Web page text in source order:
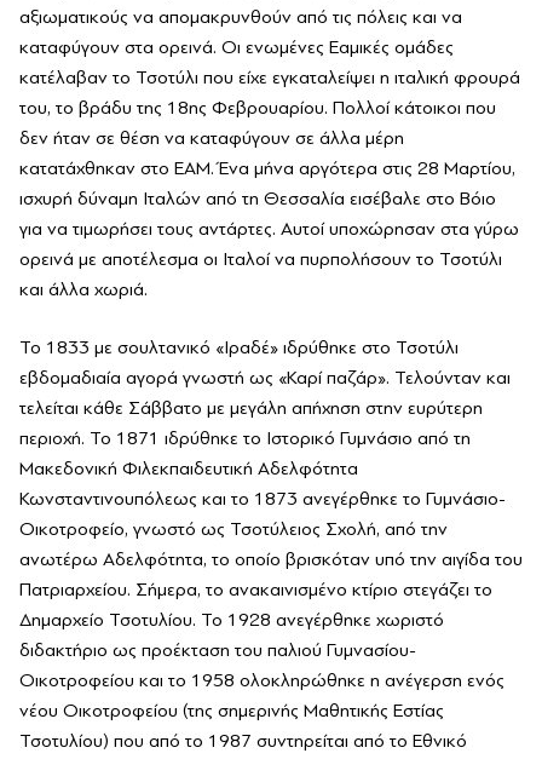
αξιωματικούς να απομακρυνθούν από τις πόλεις και να
καταφύγουν στα ορεινά. Οι ενωμένες Eαμικές ομάδες
κατέλαβαν το Τσοτύλι που είχε εγκαταλείψει η ιταλική φρουρά
του, το βράδυ της 18ης Φεβρουαρίου. Πολλοί κάτοικοι που
δεν ήταν σε θέση να καταφύγουν σε άλλα μέρη
κατατάχθηκαν στο ΕΑΜ. Ένα μήνα αργότερα στις 28 Μαρτίου,
ισχυρή δύναμη Ιταλών από τη Θεσσαλία εισέβαλε στο Βόιο
για να τιμωρήσει τους αντάρτες. Αυτοί υποχώρησαν στα γύρω
ορεινά με αποτέλεσμα οι Ιταλοί να πυρπολήσουν το Τσοτύλι
και άλλα χωριά.
Το 1833 με σουλτανικό «Ιραδέ» ιδρύθηκε στο Τσοτύλι
εβδομαδιαία αγορά γνωστή ως «Καρί παζάρ». Τελούνταν και
τελείται κάθε Σάββατο με μεγάλη απήχηση στην ευρύτερη
περιοχή. Το 1871 ιδρύθηκε το Ιστορικό Γυμνάσιο από τη
Μακεδονική Φιλεκπαιδευτική Αδελφότητα
Κωνσταντινουπόλεως και το 1873 ανεγέρθηκε το Γυμνάσιο-
Οικοτροφείο, γνωστό ως Τσοτύλειος Σχολή, από την
ανωτέρω Αδελφότητα, το οποίο βρισκόταν υπό την αιγίδα του
Πατριαρχείου. Σήμερα, το ανακαινισμένο κτίριο στεγάζει το
Δημαρχείο Τσοτυλίου. Το 1928 ανεγέρθηκε χωριστό
διδακτήριο ως προέκταση του παλιού Γυμνασίου-
Οικοτροφείου και το 1958 ολοκληρώθηκε η ανέγερση ενός
νέου Οικοτροφείου (της σημερινής Μαθητικής Εστίας
Τσοτυλίου) που από το 1987 συντηρείται από το Εθνικό